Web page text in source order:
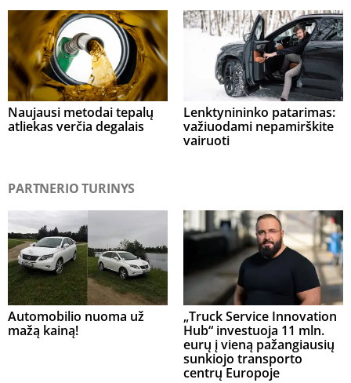
Naujausi metodai tepalų
atliekas verčia degalais
Lenktynininko patarimas:
važiuodami nepamirškite
vairuoti
PARTNERIO TURINYS
Automobilio nuoma už
mažą kainą!
„Truck Service Innovation
Hub“ investuoja 11 mln.
eurų į vieną pažangiausių
sunkiojo transporto
centrų Europoje